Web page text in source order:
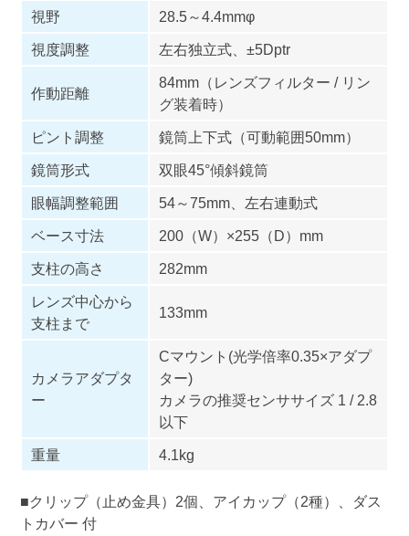
視野
28.5～4.4mmφ
視度調整
左右独立式、±5Dptr
作動距離
84mm（レンズフィルター / リン
グ装着時）
ピント調整
鏡筒上下式（可動範囲50mm）
鏡筒形式
双眼45°傾斜鏡筒
眼幅調整範囲
54～75mm、左右連動式
ベース寸法
200（W）×255（D）mm
支柱の高さ
282mm
レンズ中心から
支柱まで
133mm
カメラアダプタ
ー
Cマウント(光学倍率0.35×アダプ
ター)
カメラの推奨センササイズ 1 / 2.8
以下
重量
4.1kg
■クリップ（止め金具）2個、アイカップ（2種）、ダス
トカバー 付